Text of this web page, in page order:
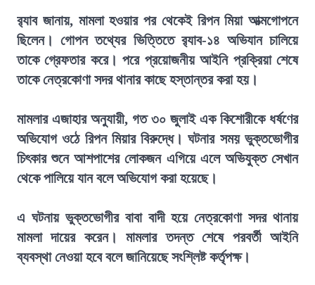
র‍্যাব জানায়, মামলা হওয়ার পর থেকেই রিপন মিয়া আত্মগোপনে
ছিলেন। গোপন তথ্যের ভিত্তিতে র‍্যাব-১৪ অভিযান চালিয়ে
তাকে গ্রেফতার করে। পরে প্রয়োজনীয় আইনি প্রক্রিয়া শেষে
তাকে নেত্রকোণা সদর থানার কাছে হস্তান্তর করা হয়।
মামলার এজাহার অনুযায়ী, গত ৩০ জুলাই এক কিশোরীকে ধর্ষণের
অভিযোগ ওঠে রিপন মিয়ার বিরুদ্ধে। ঘটনার সময় ভুক্তভোগীর
চিৎকার শুনে আশপাশের লোকজন এগিয়ে এলে অভিযুক্ত সেখান
থেকে পালিয়ে যান বলে অভিযোগ করা হয়েছে।
এ ঘটনায় ভুক্তভোগীর বাবা বাদী হয়ে নেত্রকোণা সদর থানায়
মামলা দায়ের করেন। মামলার তদন্ত শেষে পরবর্তী আইনি
ব্যবস্থা নেওয়া হবে বলে জানিয়েছে সংশ্লিষ্ট কর্তৃপক্ষ।